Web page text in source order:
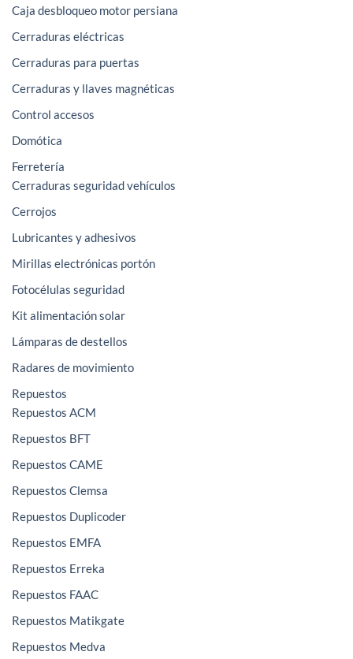
Caja desbloqueo motor persiana
Cerraduras eléctricas
Cerraduras para puertas
Cerraduras y llaves magnéticas
Control accesos
Domótica
Ferretería
Cerraduras seguridad vehículos
Cerrojos
Lubricantes y adhesivos
Mirillas electrónicas portón
Fotocélulas seguridad
Kit alimentación solar
Lámparas de destellos
Radares de movimiento
Repuestos
Repuestos ACM
Repuestos BFT
Repuestos CAME
Repuestos Clemsa
Repuestos Duplicoder
Repuestos EMFA
Repuestos Erreka
Repuestos FAAC
Repuestos Matikgate
Repuestos Medva